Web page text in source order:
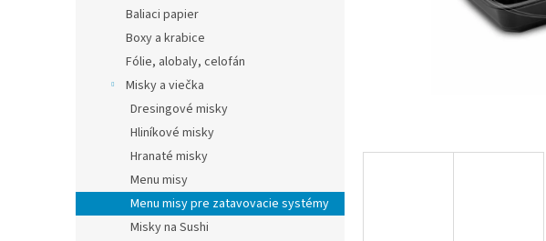
Baliaci papier
Boxy a krabice
Fólie, alobaly, celofán
Misky a viečka
Dresingové misky
Hliníkové misky
Hranaté misky
Menu misy
Menu misy pre zatavovacie systémy
Misky na Sushi